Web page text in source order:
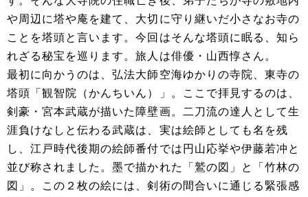
や周辺に塔や庵を建て、大切に守り継いだ小さなお寺の
ことを塔頭と言います。今回はそんな塔頭に眠る、知ら
れざる秘宝を巡ります。旅人は俳優・山西惇さん。
最初に向かうのは、弘法大師空海ゆかりの寺院、東寺の
塔頭「観智院（かんちいん）」。ここで拝見するのは、
剣豪・宮本武蔵が描いた障壁画。二刀流の達人として生
涯負けなしと伝わる武蔵は、実は絵師としても名を残
し、江戸時代後期の絵師番付では円山応挙や伊藤若冲と
並び称されました。墨で描かれた「鷲の図」と「竹林の
図」。この２枚の絵には、剣術の間合いに通じる緊張感